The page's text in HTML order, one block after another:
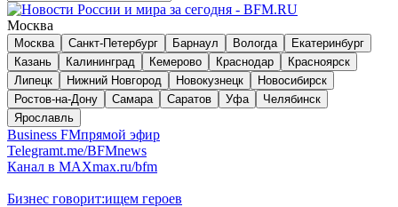
Москва
Москва Санкт-Петербург Барнаул Вологда
Екатеринбург
Казань
Калининград Кемерово Краснодар
Красноярск
Липецк
Нижний Новгород Новокузнецк
Новосибирск
Ростов-на-Дону
Самара Саратов Уфа
Челябинск
Ярославль
Business FMпрямой эфир
Telegramt.me/BFMnews
Канал в MAXmax.ru/bfm
Бизнес говорит:ищем героев